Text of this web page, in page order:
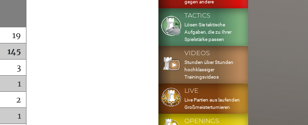
19
145
3
1
2
1
gegen andere
TACTICS
Lösen Sie taktische
Aufgaben, die zu Ihrer
Spielstärke passen
VIDEOS
Stunden über Stunden
hochklassiger
Trainingsvideos
LIVE
Live Partien aus laufenden
Großmeisterturnieren
OPENINGS